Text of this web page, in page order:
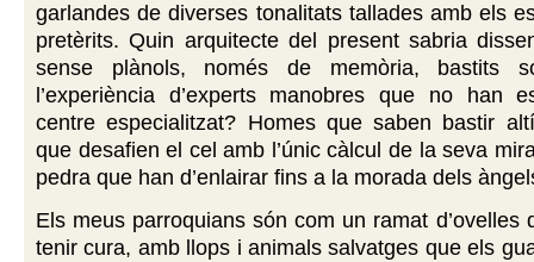
garlandes de diverses tonalitats tallades amb els
pretèrits. Quin arquitecte del present sabria
sense plànols, només de memòria, bastits
l’experiència d’experts manobres que no han
centre especialitzat? Homes que saben bastir
que desafien el cel amb l’únic càlcul de la seva
pedra que han d’enlairar fins a la morada dels
Els meus parroquians són com un ramat d’ovelles
tenir cura, amb llops i animals salvatges que els